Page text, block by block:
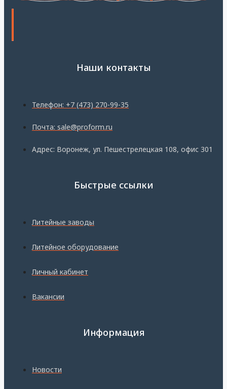
Наши контакты
Телефон: +7 (473) 270-99-35
Почта: sale@proform.ru
Адрес: Воронеж, ул. Пешестрелецкая 108, офис 301
Быстрые ссылки
Литейные заводы
Литейное оборудование
Личный кабинет
Вакансии
Информация
Новости